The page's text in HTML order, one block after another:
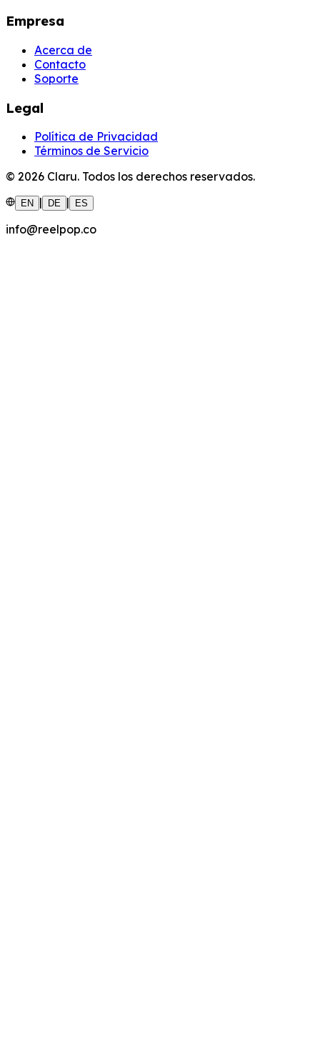
Empresa
Acerca de
Contacto
Soporte
Legal
Política de Privacidad
Términos de Servicio
© 2026 Claru. Todos los derechos reservados.
EN | DE | ES
info@reelpop.co